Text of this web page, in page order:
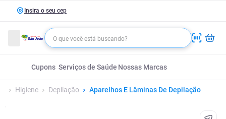
Insira o seu cep
Cupons Serviços de Saúde Nossas Marcas
Higiene Depilação Aparelhos E Lâminas De Depilação